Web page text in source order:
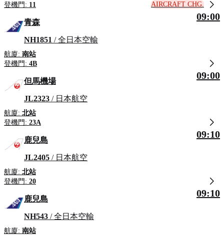
登機門: 11 AIRCRAFT CHG.
青森
NH1851 / 全日本空輸
航廈: 南站
登機門: 4B
09:00
但馬機場
JL2323 / 日本航空
航廈: 北站
登機門: 23A
09:00
鹿兒島
JL2405 / 日本航空
航廈: 北站
登機門: 20
09:10
鹿兒島
NH543 / 全日本空輸
航廈: 南站
09:10